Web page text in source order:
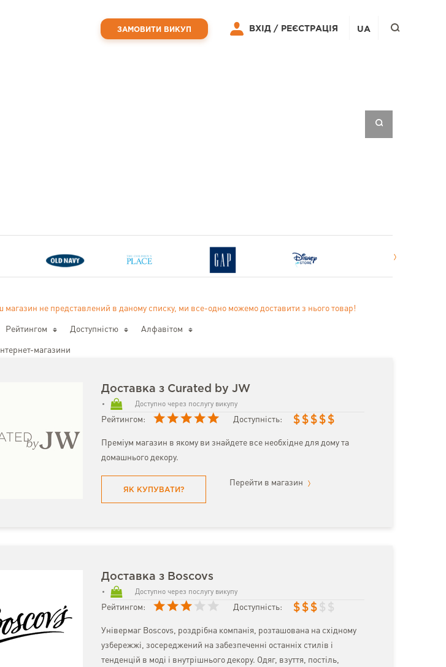
магазин не представлений в даному списку, ми все-одно можемо доставити з нього товар!
Рейтингом Доступністю Алфавітом
магазини
Доставка з Curated by JW
Доступно через послугу викупу
Рейтингом: Доступність: $ $ $ $ $
Преміум магазин в якому ви знайдете все необхідне для дому та
домашнього декору.
ЯК КУПУВАТИ?
Перейти в магазин
Доставка з Boscovs
Доступно через послугу викупу
Рейтингом: Доступність: $ $ $ $ $
Універмаг Boscovs, роздрібна компанія, розташована на східному
узбережжі, зосереджений на забезпеченні останніх стилів і
тенденцій в моді і внутрішнього декору. Одяг, взуття, постіль,
ЗАМОВИТИ ВИКУП ВХІД / РЕЄСТРАЦІЯ UA